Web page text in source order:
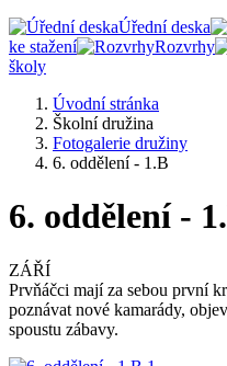
Úřední deska
ke stažení
Rozvrhy
školy
Úvodní stránka
Školní družina
Fotogalerie družiny
6. oddělení - 1.B
6. oddělení -
ZÁŘÍ
Prvňáčci mají za sebou první
poznávat nové kamarády,
spoustu zábavy.